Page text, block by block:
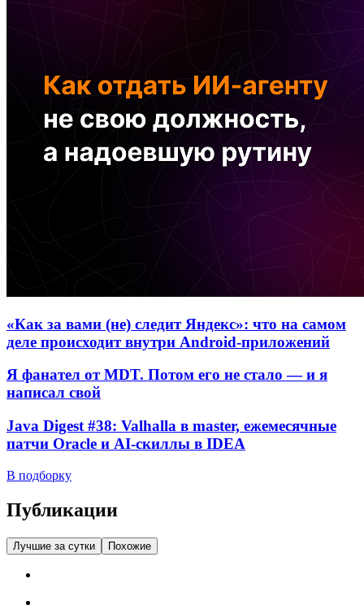
«Как за вами (не) следит Яндекс»: что на самом
деле происходит внутри Android-приложений
Я фанател от MDT. Потом его не стало — и я
написал свой
Java Digest #38: Valhalla в master, ежемесячные
патчи Oracle и AI-скиллы в IDEA
В подборку
Публикации
Лучшие за сутки Похожие